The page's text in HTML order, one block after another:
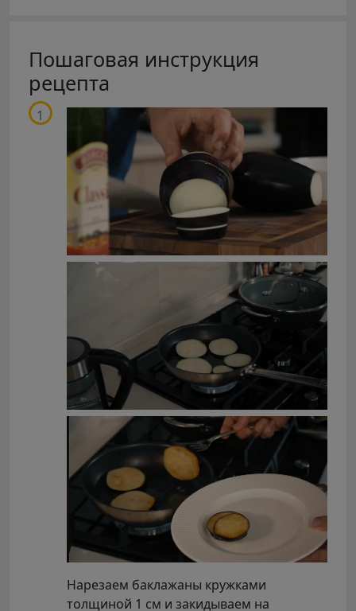
Пошаговая инструкция
рецепта
Нарезаем баклажаны кружками
толщиной 1 см и закидываем на